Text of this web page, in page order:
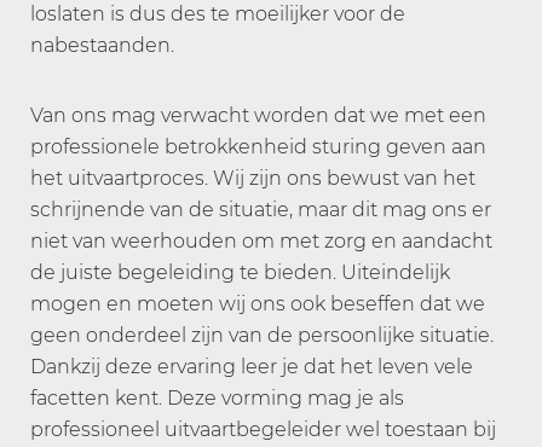
loslaten is dus des te moeilijker voor de
nabestaanden.
Van ons mag verwacht worden dat we met een
professionele betrokkenheid sturing geven aan
het uitvaartproces. Wij zijn ons bewust van het
schrijnende van de situatie, maar dit mag ons er
niet van weerhouden om met zorg en aandacht
de juiste begeleiding te bieden. Uiteindelijk
mogen en moeten wij ons ook beseffen dat we
geen onderdeel zijn van de persoonlijke situatie.
Dankzij deze ervaring leer je dat het leven vele
facetten kent. Deze vorming mag je als
professioneel uitvaartbegeleider wel toestaan bij